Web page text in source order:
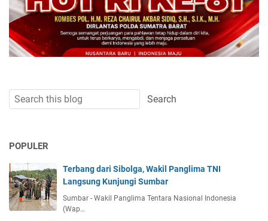
POPULER
Terbang dari Sibolga, Wakil Panglima TNI
Langsung Kunjungi Sumbar
Sumbar - Wakil Panglima Tentara Nasional Indonesia
(Wap…